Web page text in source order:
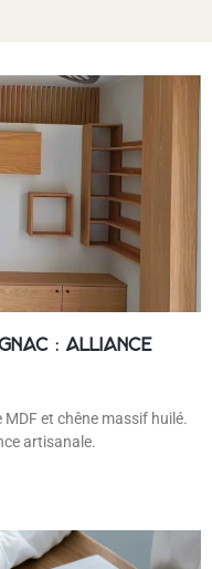
: alliance
et chêne massif huilé.
artisanale.